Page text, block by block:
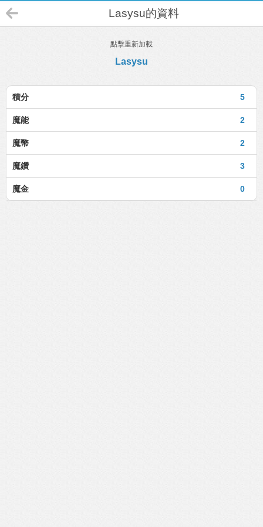
Lasysu的資料
點擊重新加載
Lasysu
5
積分
2
魔能
2
魔幣
3
魔鑽
0
魔金